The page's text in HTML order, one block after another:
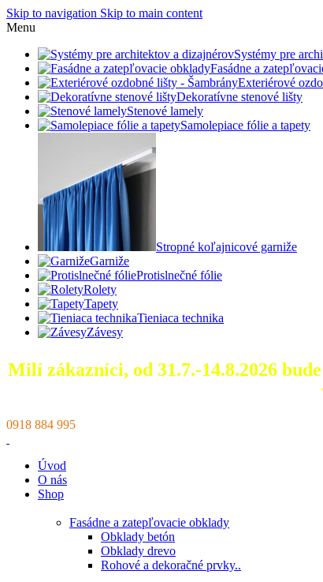
Skip to navigation Skip to main content
Menu
Systémy pre
Fasádne a
Exteriérové
Dekoratívne stenové lišty
Stenové lamely
Samolepiace fólie a tapety
Stropné koľajnicové garniže
Garniže
Protislnečné fólie
Rolety
Tapety
Tieniaca technika
Závesy
Milí zákazníci, od 31.7.-14.8.2026
0918 884 995
Úvod
O nás
Shop
Fasádne a zatepľovacie obklady
Obklady betón
Obklady drevo
Rohové a dekoračné prvky..